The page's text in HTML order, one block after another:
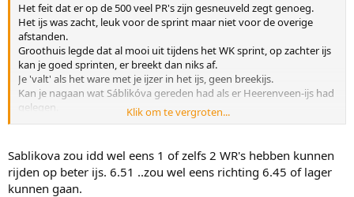
Het feit dat er op de 500 veel PR's zijn gesneuveld zegt genoeg.
Het ijs was zacht, leuk voor de sprint maar niet voor de overige
afstanden.
Groothuis legde dat al mooi uit tijdens het WK sprint, op zachter ijs
kan je goed sprinten, er breekt dan niks af.
Je 'valt' als het ware met je ijzer in het ijs, geen breekijs.
Kan je nagaan wat Sáblikóva gereden had als er Heerenveen-ijs had
gelegen.
En nog iets, in Heerenveen zijn ze ongeveer in staat het ijs aan te
Een ijsmeester in Calgary die een reputatie heeft extreem koppig te
zijn.
Dat alles bij elkaar opgeteld..............
Klik om te vergroten...
Sablikova zou idd wel eens 1 of zelfs 2 WR's hebben kunnen
rijden op beter ijs. 6.51 ..zou wel eens richting 6.45 of lager
kunnen gaan.